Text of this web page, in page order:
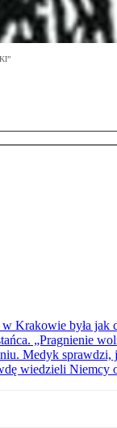
Krakowie była jak
„Pragnienie
Medyk
wiedzieli Niemcy